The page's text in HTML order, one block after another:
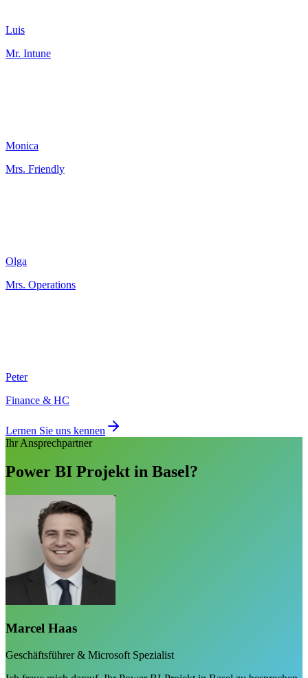
Luis
Mr. Intune
Monica
Mrs. Friendly
Olga
Mrs. Operations
Peter
Finance & HC
Lernen Sie uns kennen
Ihr Ansprechpartner
Power BI Projekt in Basel?
Marcel Haas
Geschäftsführer & Microsoft Spezialist